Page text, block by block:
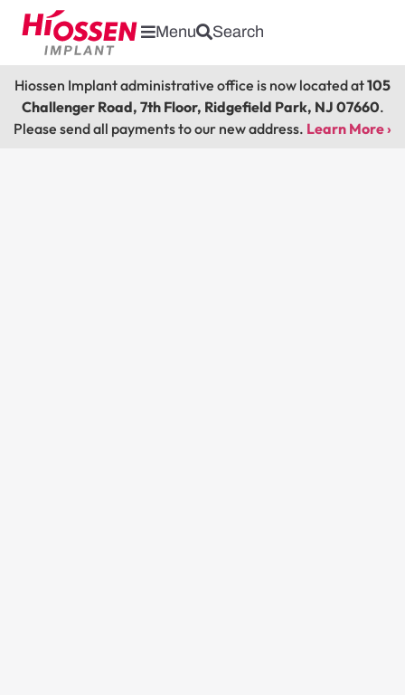
Menu Search
Hiossen Implant administrative office is now located at105
Challenger Road, 7th Floor, Ridgefield Park, NJ 07660.
Please send all payments to our new address. Learn More ›